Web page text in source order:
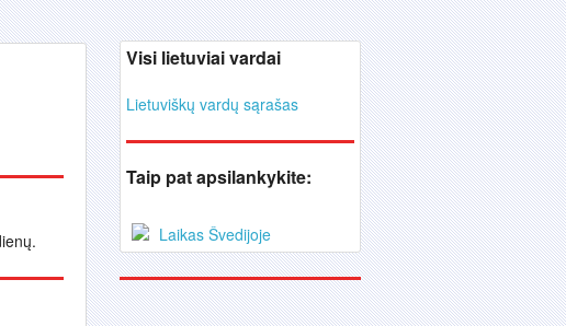
Visi lietuviai vardai
Lietuviškų vardų sąrašas
Taip pat apsilankykite:
Laikas Švedijoje